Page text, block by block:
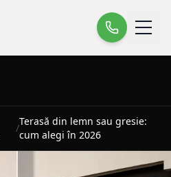
/
Terasă din lemn sau gresie:
cum alegi în 2026